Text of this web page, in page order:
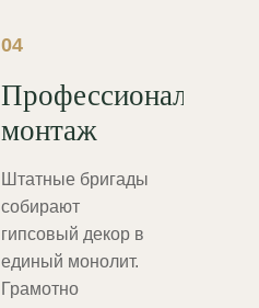
04
Профессиональный
монтаж
Штатные бригады
собирают
гипсовый декор в
единый монолит.
Грамотно